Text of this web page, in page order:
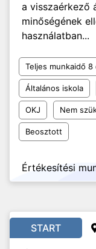
a visszaérkező
minőségének
használatban...
Teljes munkaidő 8
Általános iskola
OKJ Nem
Beosztott
Értékesítési
START